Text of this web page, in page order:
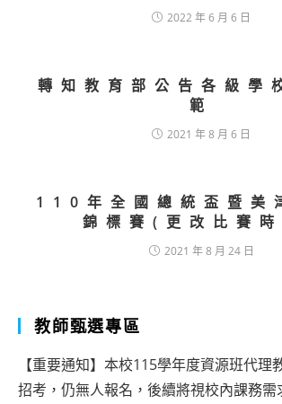
2022 年 6 月 6 日
轉知教育部公告各級學
範
2021 年 8 月 6 日
110年全國總統盃暨美
錦標賽(更改比賽
2021 年 8 月 24 日
教師甄選專區
【重要通知】本校115學年度資源班代理
招考，仍無人報名，後續將視校內課務